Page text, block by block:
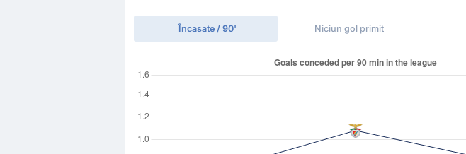
Încasate / 90' Niciun gol primit